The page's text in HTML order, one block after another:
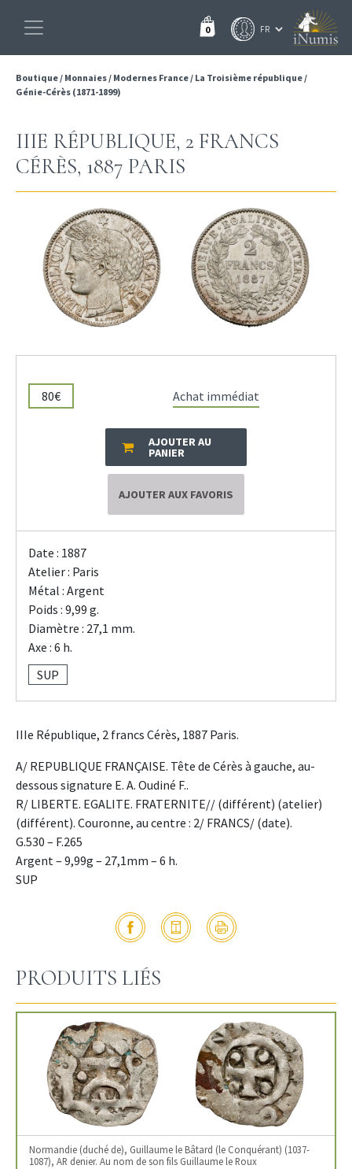
0
Boutique/ Monnaies/ Modernes France/ La Troisième république/
Génie-Cérès (1871-1899)
IIIE RÉPUBLIQUE, 2 FRANCS
CÉRÈS, 1887 PARIS
80€ Achat immédiat
AJOUTER AU
PANIER
AJOUTER AUX FAVORIS
Date : 1887
Atelier : Paris
Métal : Argent
Poids : 9,99 g.
Diamètre : 27,1 mm.
Axe : 6 h.
SUP
IIIe République, 2 francs Cérès, 1887 Paris.
A/ REPUBLIQUE FRANÇAISE. Tête de Cérès à gauche, au-
dessous signature E. A. Oudiné F..
R/ LIBERTE. EGALITE. FRATERNITE// (différent) (atelier)
(différent). Couronne, au centre : 2/ FRANCS/ (date).
G.530 – F.265
Argent – 9,99g – 27,1mm – 6 h.
SUP
PRODUITS LIÉS
Normandie (duché de), Guillaume le Bâtard (le Conquérant) (1037-
1087), AR denier. Au nom de son fils Guillaume le Roux